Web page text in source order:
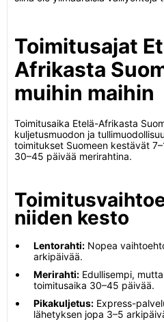
Toimitusajat
Afrikasta
muihin maihin
Toimitusaika Etelä-Afrikasta
kuljetusmuodon ja
toimitukset Suomeen kestävät
30–45 päivää merirahtina.
niiden kesto
Lentorahti: Nopea
arkipäivää.
Merirahti: Edullisempi,
toimitusaika 30–45 päivää.
Pikakuljetus: Express-
lähetyksen jopa 3–5